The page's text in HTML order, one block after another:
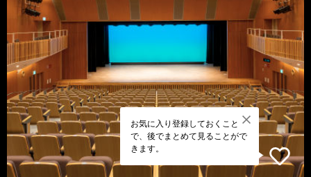
お気に入り登録しておくこと
で、後でまとめて見ることがで
きます。